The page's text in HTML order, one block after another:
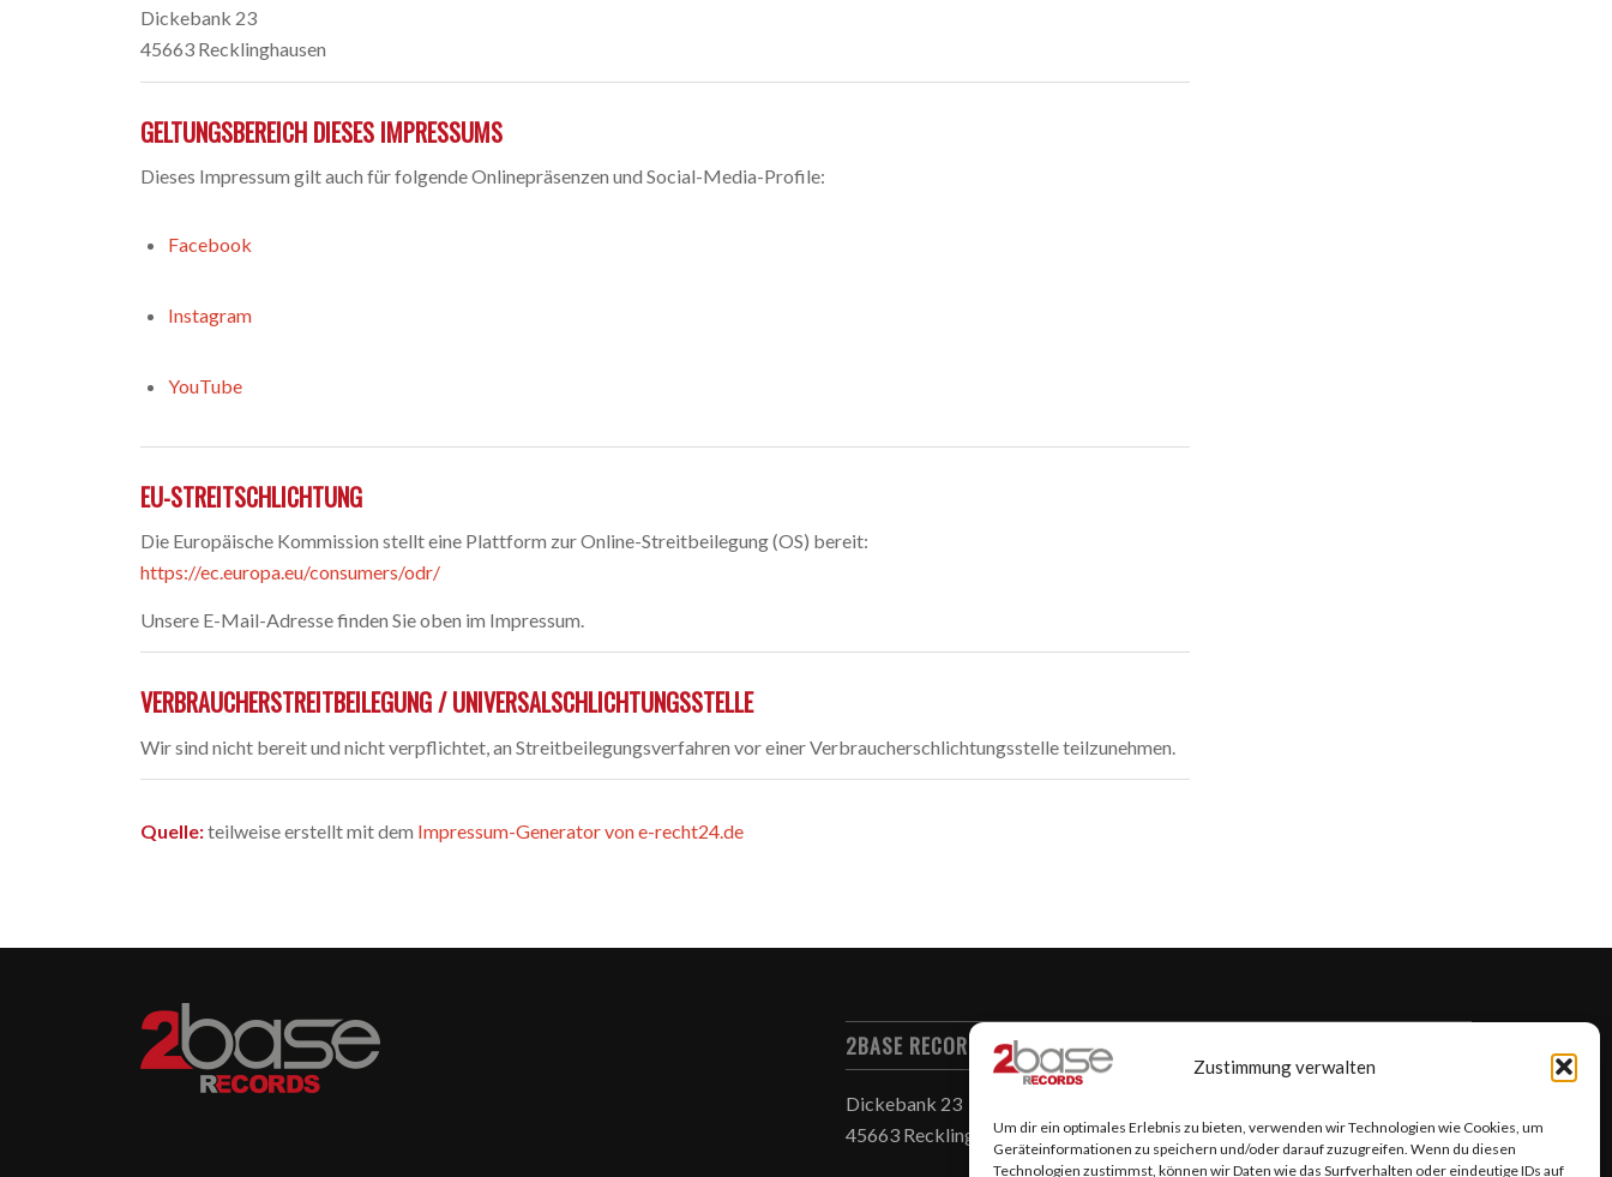
Zustimmung verwalten
Um dir ein optimales Erlebnis zu bieten, verwenden wir Technologien wie Cookies, um
Geräteinformationen zu speichern und/oder darauf zuzugreifen. Wenn du diesen
Technologien zustimmst, können wir Daten wie das Surfverhalten oder eindeutige IDs auf
Dickebank 23
45663 Recklinghausen
GELTUNGSBEREICH DIESES IMPRESSUMS
Dieses Impressum gilt auch für folgende Onlinepräsenzen und Social-Media-Profile:
Facebook
Instagram
YouTube
EU-STREITSCHLICHTUNG
Die Europäische Kommission stellt eine Plattform zur Online-Streitbeilegung (OS) bereit:
https://ec.europa.eu/consumers/odr/
Unsere E-Mail-Adresse finden Sie oben im Impressum.
VERBRAUCHERSTREITBEILEGUNG / UNIVERSALSCHLICHTUNGSSTELLE
Wir sind nicht bereit und nicht verpflichtet, an Streitbeilegungsverfahren vor einer Verbraucherschlichtungsstelle teilzunehmen.
Quelle:teilweise erstellt mit dem Impressum-Generator von e-recht24.de
2BASE RECORDS & 2BASE PUBLISHING
Dickebank 23
45663 Recklinghausen